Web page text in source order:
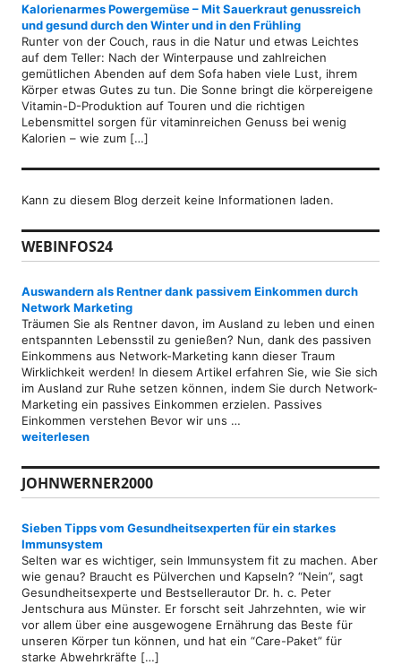
Kalorienarmes Powergemüse – Mit Sauerkraut genussreich
und gesund durch den Winter und in den Frühling
Runter von der Couch, raus in die Natur und etwas Leichtes
auf dem Teller: Nach der Winterpause und zahlreichen
gemütlichen Abenden auf dem Sofa haben viele Lust, ihrem
Körper etwas Gutes zu tun. Die Sonne bringt die körpereigene
Vitamin-D-Produktion auf Touren und die richtigen
Lebensmittel sorgen für vitaminreichen Genuss bei wenig
Kalorien – wie zum […]
Kann zu diesem Blog derzeit keine Informationen laden.
WEBINFOS24
Auswandern als Rentner dank passivem Einkommen durch
Network Marketing
Träumen Sie als Rentner davon, im Ausland zu leben und einen
entspannten Lebensstil zu genießen? Nun, dank des passiven
Einkommens aus Network-Marketing kann dieser Traum
Wirklichkeit werden! In diesem Artikel erfahren Sie, wie Sie sich
im Ausland zur Ruhe setzen können, indem Sie durch Network-
Marketing ein passives Einkommen erzielen. Passives
Einkommen verstehen Bevor wir uns …
Auswandern als Rentner dank passivem Einkommen durch
weiterlesen
JOHNWERNER2000
Sieben Tipps vom Gesundheitsexperten für ein starkes
Immunsystem
Selten war es wichtiger, sein Immunsystem fit zu machen. Aber
wie genau? Braucht es Pülverchen und Kapseln? “Nein”, sagt
Gesundheitsexperte und Bestsellerautor Dr. h. c. Peter
Jentschura aus Münster. Er forscht seit Jahrzehnten, wie wir
vor allem über eine ausgewogene Ernährung das Beste für
unseren Körper tun können, und hat ein “Care-Paket” für
starke Abwehrkräfte […]